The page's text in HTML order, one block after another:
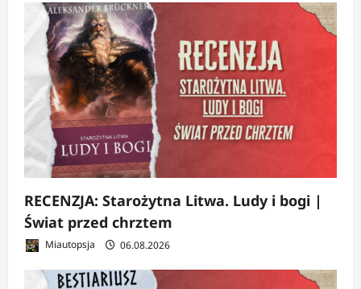
RECENZJA: Starożytna Litwa. Ludy i bogi |
Świat przed chrztem
Miautopsja 06.08.2026